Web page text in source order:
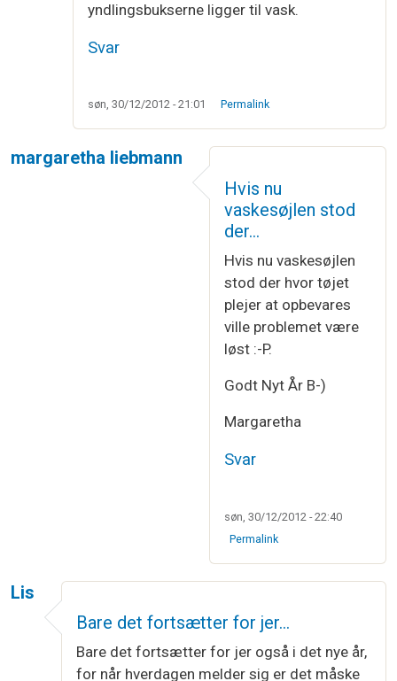
yndlingsbukserne ligger til vask.
Svar
søn, 30/12/2012 - 21:01 Permalink
margaretha liebmann
Hvis nu
vaskesøjlen stod
der…
Hvis nu vaskesøjlen
stod der hvor tøjet
plejer at opbevares
ville problemet være
løst :-P.
Godt Nyt År B-)
Margaretha
Svar
søn, 30/12/2012 - 22:40
Permalink
Lis
Bare det fortsætter for jer…
Bare det fortsætter for jer også i det nye år,
for når hverdagen melder sig er det måske